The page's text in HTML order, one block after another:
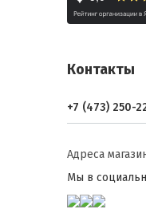
Контакты
+7 (473) 250-
Адреса
Мы в